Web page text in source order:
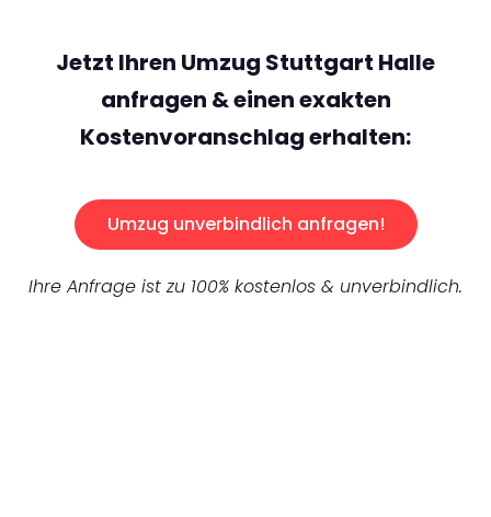
Jetzt Ihren Umzug Stuttgart Halle
anfragen & einen exakten
Kostenvoranschlag erhalten:
Umzug unverbindlich anfragen!
Ihre Anfrage ist zu 100% kostenlos & unverbindlich.